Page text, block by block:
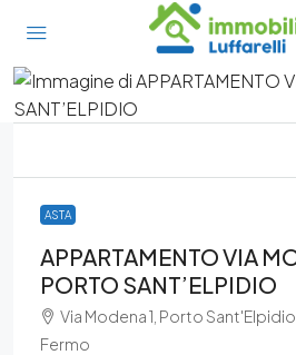
ASTA
APPARTAMENTO VIA
PORTO SANT’ELPIDIO
Via Modena 1, Porto
Fermo